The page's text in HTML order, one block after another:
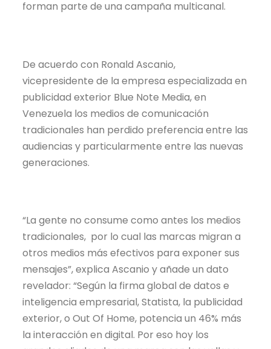
forman parte de una campaña multicanal.
De acuerdo con Ronald Ascanio,
vicepresidente de la empresa especializada en
publicidad exterior Blue Note Media, en
Venezuela los medios de comunicación
tradicionales han perdido preferencia entre las
audiencias y particularmente entre las nuevas
generaciones.
“La gente no consume como antes los medios
tradicionales, por lo cual las marcas migran a
otros medios más efectivos para exponer sus
mensajes”, explica Ascanio y añade un dato
revelador: “Según la firma global de datos e
inteligencia empresarial, Statista, la publicidad
exterior, o Out Of Home, potencia un 46% más
la interacción en digital. Por eso hoy los